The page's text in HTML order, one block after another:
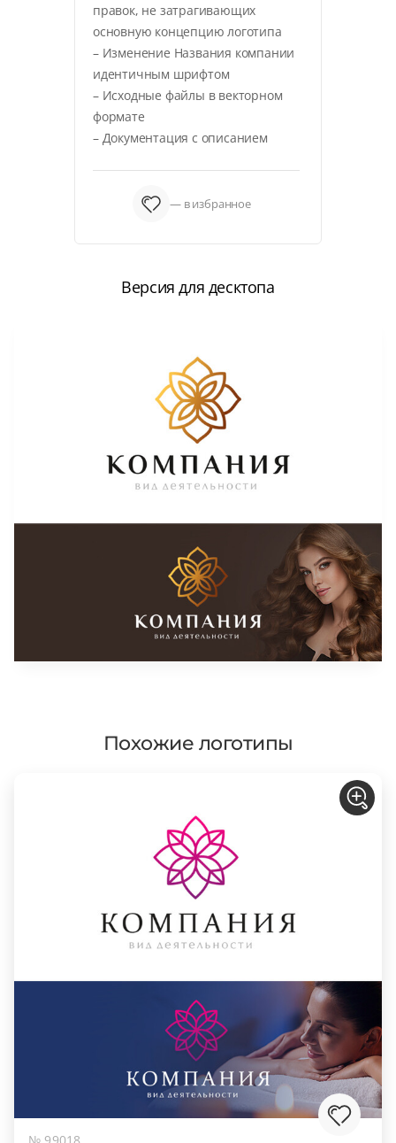
правок, не затрагивающих
основную концепцию логотипа
– Изменение Названия компании
идентичным шрифтом
– Исходные файлы в векторном
формате
– Документация с описанием
— в избранное
Версия для десктопа
Похожие логотипы